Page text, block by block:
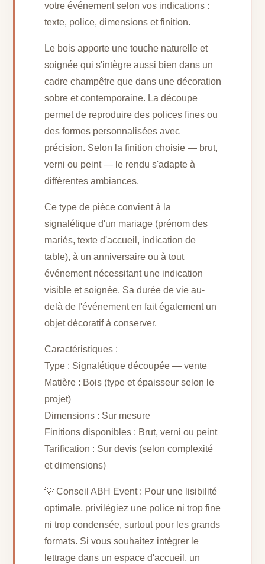
votre événement selon vos indications :
texte, police, dimensions et finition.
Le bois apporte une touche naturelle et
soignée qui s'intègre aussi bien dans un
cadre champêtre que dans une décoration
sobre et contemporaine. La découpe
permet de reproduire des polices fines ou
des formes personnalisées avec
précision. Selon la finition choisie — brut,
verni ou peint — le rendu s'adapte à
différentes ambiances.
Ce type de pièce convient à la
signalétique d'un mariage (prénom des
mariés, texte d'accueil, indication de
table), à un anniversaire ou à tout
événement nécessitant une indication
visible et soignée. Sa durée de vie au-
delà de l'événement en fait également un
objet décoratif à conserver.
Caractéristiques :
Type : Signalétique découpée — vente
Matière : Bois (type et épaisseur selon le
projet)
Dimensions : Sur mesure
Finitions disponibles : Brut, verni ou peint
Tarification : Sur devis (selon complexité
et dimensions)
💡 Conseil ABH Event : Pour une lisibilité
optimale, privilégiez une police ni trop fine
ni trop condensée, surtout pour les grands
formats. Si vous souhaitez intégrer le
lettrage dans un espace d'accueil, un